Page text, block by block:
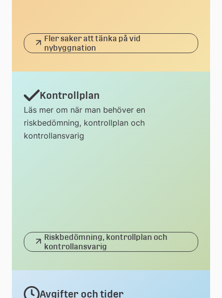
Fler saker att tänka på vid
nybyggnation
Kontrollplan
Läs mer om när man behöver en
riskbedömning, kontrollplan och
kontrollansvarig
Riskbedömning, kontrollplan och
kontrollansvarig
Avgifter och tider